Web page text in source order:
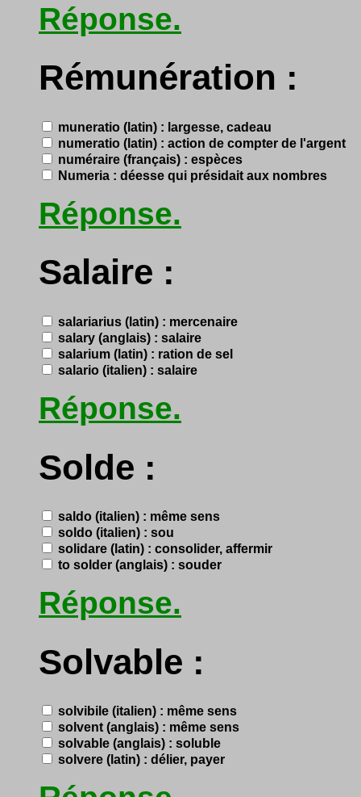
Réponse.
Rémunération :
muneratio (latin) : largesse, cadeau
numeratio (latin) : action de compter de l'argent
numéraire (français) : espèces
Numeria : déesse qui présidait aux nombres
Réponse.
Salaire :
salariarius (latin) : mercenaire
salary (anglais) : salaire
salarium (latin) : ration de sel
salario (italien) : salaire
Réponse.
Solde :
saldo (italien) : même sens
soldo (italien) : sou
solidare (latin) : consolider, affermir
to solder (anglais) : souder
Réponse.
Solvable :
solvibile (italien) : même sens
solvent (anglais) : même sens
solvable (anglais) : soluble
solvere (latin) : délier, payer